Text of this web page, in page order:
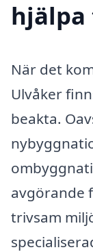
hjälpa
När det
Ulvåker
beakta.
avgörande
trivsam